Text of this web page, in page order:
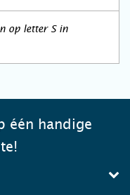
op letter S in
één handige